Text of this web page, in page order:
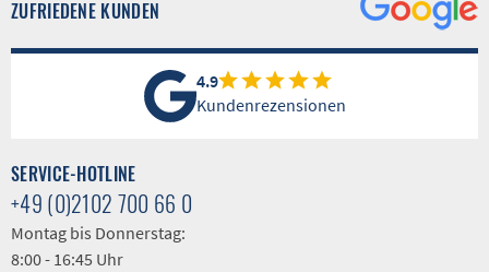
ZUFRIEDENE KUNDEN
4.9
Kundenrezensionen
SERVICE-HOTLINE
+49 (0)2102 700 66 0
Montag bis Donnerstag:
8:00 - 16:45 Uhr